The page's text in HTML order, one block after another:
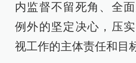
内监督不留死角、全
例外的坚定决心，压
视工作的主体责任和目